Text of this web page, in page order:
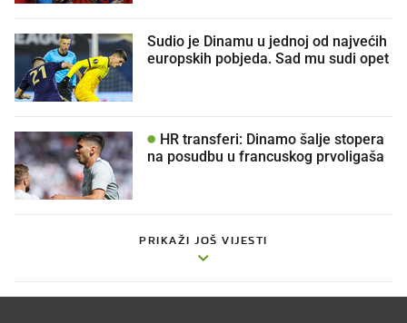
Sudio je Dinamu u jednoj od najvećih
europskih pobjeda. Sad mu sudi opet
HR transferi: Dinamo šalje stopera
na posudbu u francuskog prvoligaša
PRIKAŽI JOŠ VIJESTI